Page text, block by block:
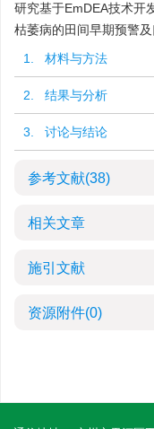
研究基于EmDEA技术开
枯萎病的田间早期预警
1. 材料与方法
2. 结果与分析
3. 讨论与结论
参考文献(38)
相关文章
施引文献
资源附件(0)